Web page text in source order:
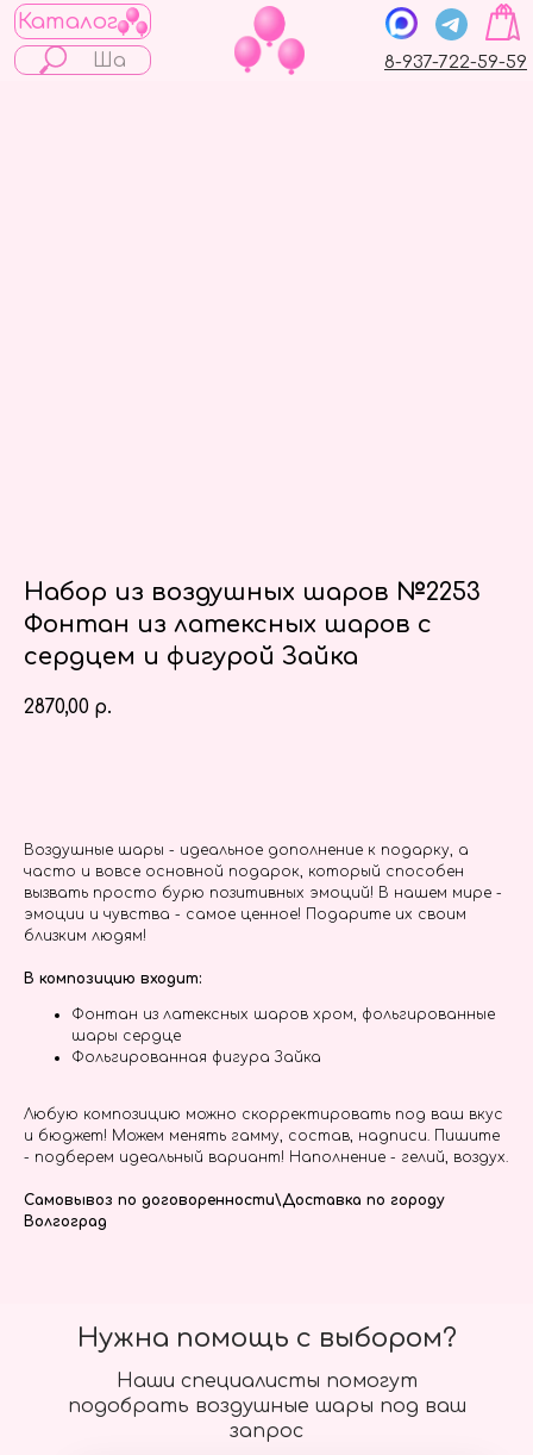
Каталог
8-937-722-59-59
Набор из воздушных шаров №2253
Фонтан из латексных шаров с
сердцем и фигурой Зайка
2870,00 р.
Воздушные шары - идеальное дополнение к подарку, а
часто и вовсе основной подарок, который способен
вызвать просто бурю позитивных эмоций! В нашем мире -
эмоции и чувства - самое ценное! Подарите их своим
близким людям!
В композицию входит:
Фонтан из латексных шаров хром, фольгированные
шары сердце
Фольгированная фигура Зайка
Любую композицию можно скорректировать под ваш вкус
и бюджет! Можем менять гамму, состав, надписи. Пишите
- подберем идеальный вариант! Наполнение - гелий, воздух.
Самовывоз по договоренности\Доставка по городу
Волгоград
Наши специалисты помогут
подобрать воздушные шары под ваш
запрос
Нужна помощь с выбором?